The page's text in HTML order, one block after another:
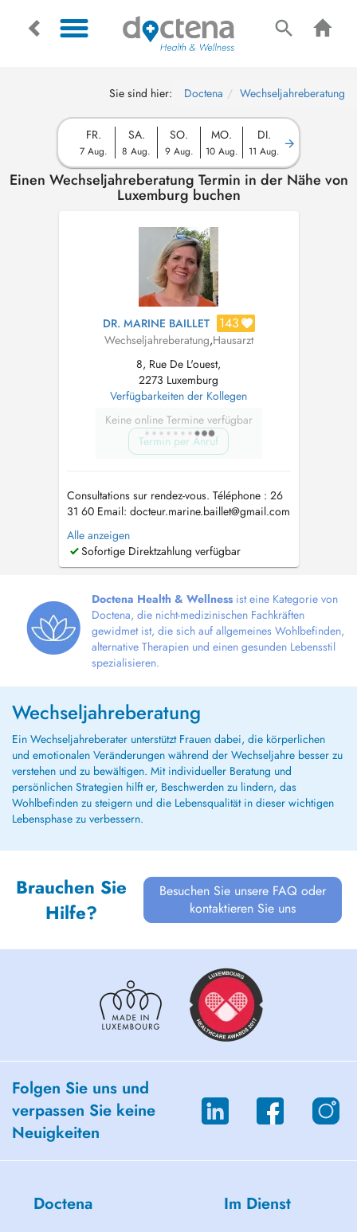
Sie sind hier: Doctena Wechseljahreberatung
FR.
7 Aug.
SA.
8 Aug.
SO.
9 Aug.
MO.
10 Aug.
DI.
11 Aug.
Einen Wechseljahreberatung Termin in der Nähe von
Luxemburg buchen
DR. MARINE BAILLET 143
Wechseljahreberatung,Hausarzt
8, Rue De L'ouest,
2273 Luxemburg
Verfügbarkeiten der Kollegen
Keine online Termine verfügbar
Termin per Anruf
Consultations sur rendez-vous. Téléphone : 26
31 60 Email: docteur.marine.baillet@gmail.com
Je remplace actuellement le Dr GEDIK les
mardis, mercredis et vendredis. Pour toute
consultation sur RDV, un supplément
euros sera appliqué. Tout rdv non resp...
Alle anzeigen
Sofortige Direktzahlung verfügbar
Doctena Health & Wellness ist eine Kategorie von
Doctena, die nicht-medizinischen Fachkräften
gewidmet ist, die sich auf allgemeines Wohlbefinden,
alternative Therapien und einen gesunden Lebensstil
spezialisieren.
Wechseljahreberatung
Ein Wechseljahreberater unterstützt Frauen dabei, die körperlichen
und emotionalen Veränderungen während der Wechseljahre besser zu
verstehen und zu bewältigen. Mit individueller Beratung und
persönlichen Strategien hilft er, Beschwerden zu lindern, das
Wohlbefinden zu steigern und die Lebensqualität in dieser wichtigen
Lebensphase zu verbessern.
Brauchen Sie
Hilfe?
Besuchen Sie unsere FAQ oder
kontaktieren Sie uns
Folgen Sie uns und
verpassen Sie keine
Neuigkeiten
Doctena Im Dienst